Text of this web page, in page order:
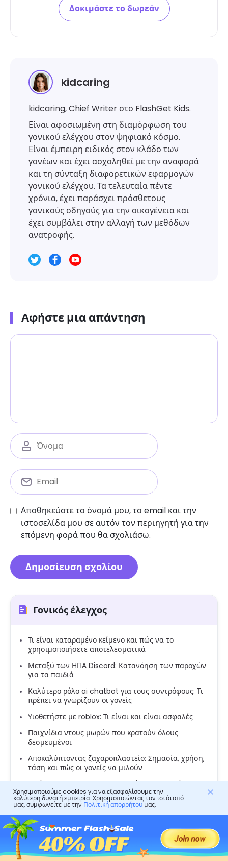
Δοκιμάστε το δωρεάν
kidcaring
kidcaring, Chief Writer στο FlashGet Kids.
Είναι αφοσιωμένη στη διαμόρφωση του
γονικού ελέγχου στον ψηφιακό κόσμο.
Είναι έμπειρη ειδικός στον κλάδο των
γονέων και έχει ασχοληθεί με την αναφορά
και τη σύνταξη διαφορετικών εφαρμογών
γονικού ελέγχου. Τα τελευταία πέντε
χρόνια, έχει παράσχει πρόσθετους
γονικούς οδηγούς για την οικογένεια και
έχει συμβάλει στην αλλαγή των μεθόδων
ανατροφής.
Αφήστε μια απάντηση
Αποθηκεύστε το όνομά μου, το email και την
ιστοσελίδα μου σε αυτόν τον περιηγητή για την
επόμενη φορά που θα σχολιάσω.
Γονικός έλεγχος
Τι είναι καταραμένο κείμενο και πώς να το
χρησιμοποιήσετε αποτελεσματικά
Μεταξύ των ΗΠΑ Discord: Κατανόηση των παροχών
για τα παιδιά
Καλύτερο ρόλο ai chatbot για τους συντρόφους: Τι
πρέπει να γνωρίζουν οι γονείς
Υιοθετήστε με roblox: Τι είναι και είναι ασφαλές
Παιχνίδια ντους μωρών που κρατούν όλους
δεσμευμένοι
Αποκαλύπτοντας ζαχαροπλαστείο: Σημασία, χρήση,
τάση και πώς οι γονείς να μιλούν
Τι είναι το Softcore Porn: Τι πρέπει να γνωρίζουν οι
γονείς και οι χρήστες
Tumblr Safe Mode: Πώς να απενεργοποιήσετε, να
διορθωθούν και οι συμβουλές των γονέων
Συμμετοχή στα παιδιά με την ιστορία του
Despereaux
Χρησιμοποιούμε cookies για να εξασφαλίσουμε την
καλύτερη δυνατή εμπειρία. Χρησιμοποιώντας τον ιστότοπό
μας, συμφωνείτε με την Πολιτική απορρήτουμας.